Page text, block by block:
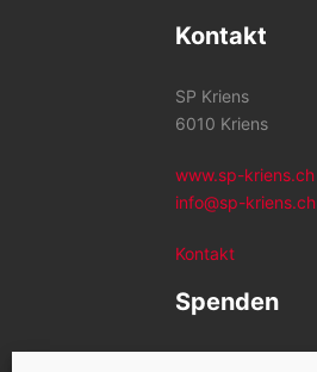
Kontakt
SP Kriens
6010 Kriens
www.sp-kriens.ch
info@sp-kriens.ch
Kontakt
Spenden